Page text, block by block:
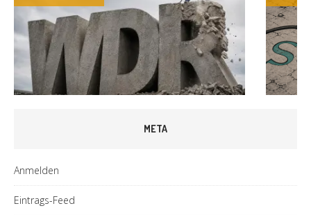
META
Anmelden
Eintrags-Feed